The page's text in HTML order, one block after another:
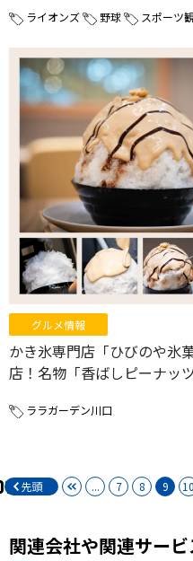
ライオンズ 野球 スポーツ
グルメ情報
かき氷専門店「ひびのや氷
店！名物「香ばしピーナッ
ララガーデン川口
先頭 ... 7 8 9 10
関連会社や関連サービ